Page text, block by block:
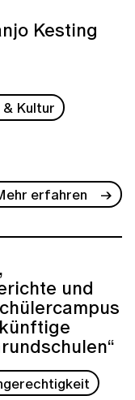
Kesting
& Kultur
erfahren
und